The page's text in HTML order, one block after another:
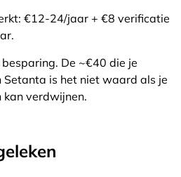
€12-24/jaar + €8 verificatie
De ~€40 die je
is het niet waard als je
verdwijnen.